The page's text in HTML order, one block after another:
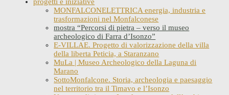
MONFALCONELETTRICA energia, industria e
trasformazioni nel Monfalconese
mostra “Percorsi di pietra – verso il museo
archeologico di Farra d’Isonzo”
E-VILLAE. Progetto di valorizzazione della villa
della liberta Peticia, a Staranzano
MuLa | Museo Archeologico della Laguna di
Marano
SottoMonfalcone. Storia, archeologia e paesaggio
nel territorio tra il Timavo e l’Isonzo